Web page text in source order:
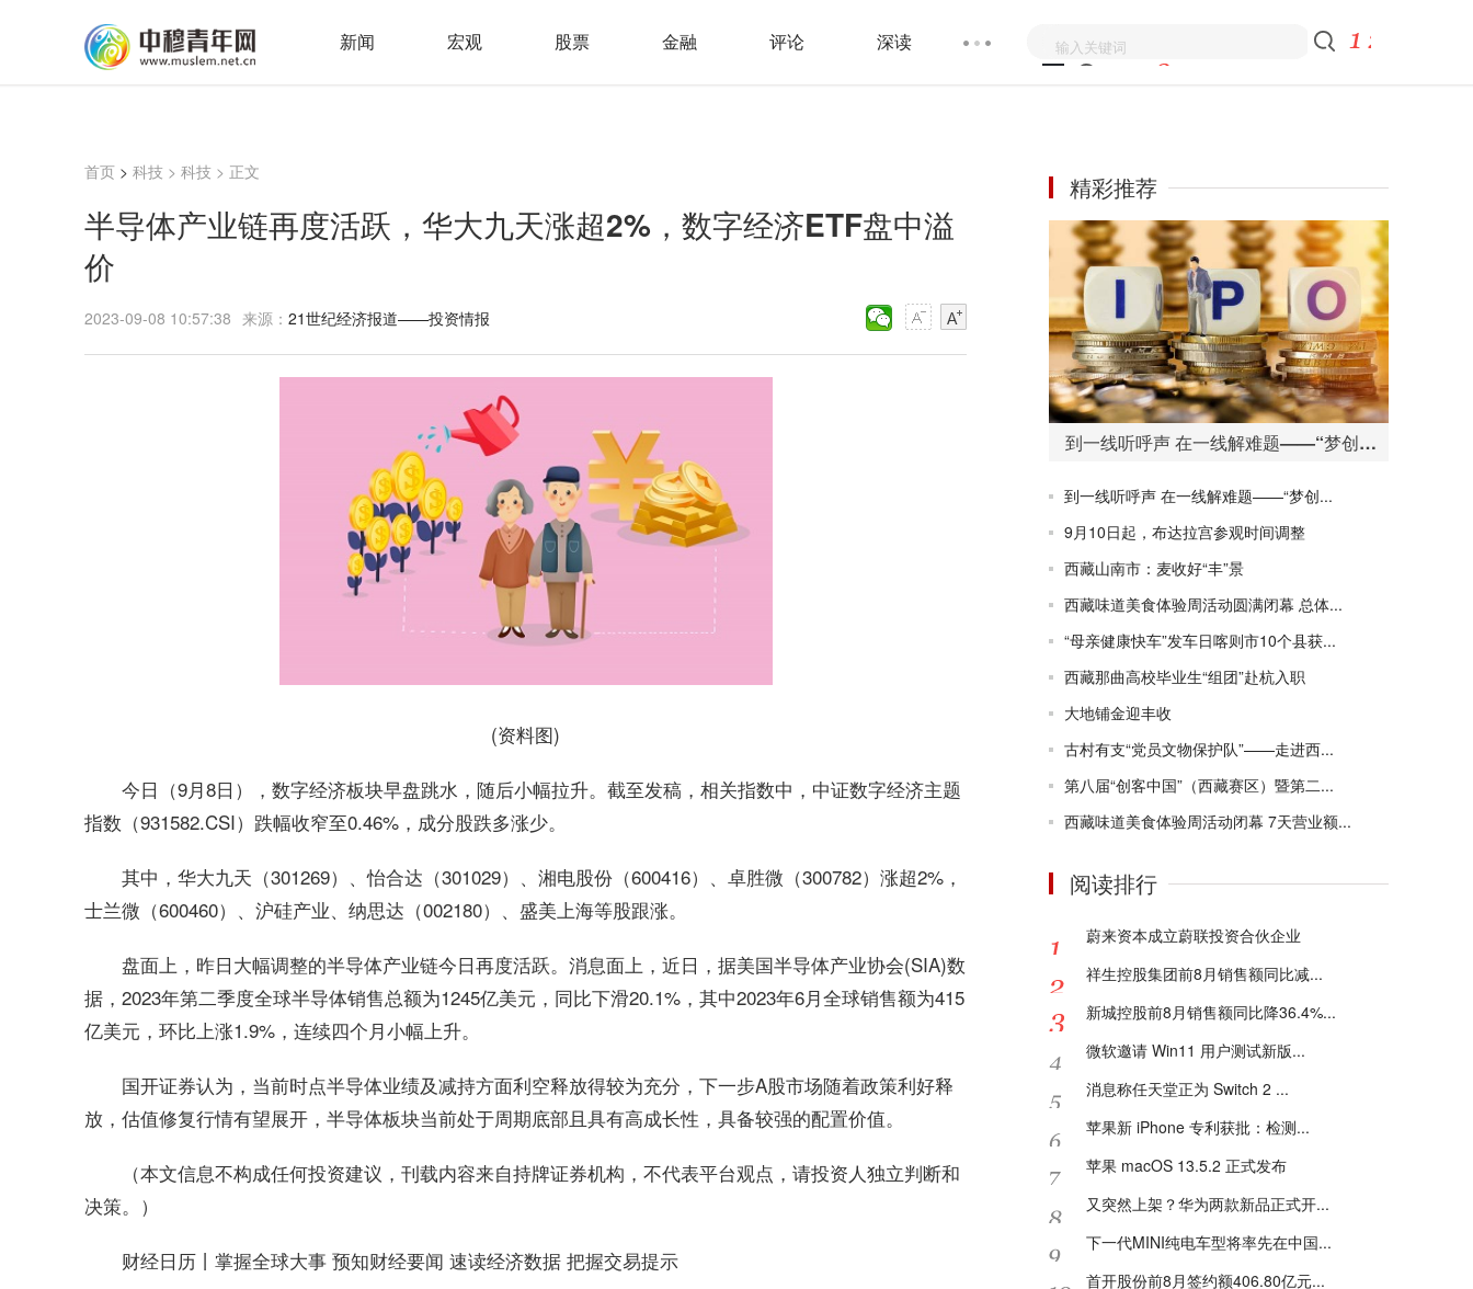
新闻 宏观 股票 金融 评论 深读
首页 > 科技 > 科技 > 正文
半导体产业链再度活跃，华大九天涨超2%，数字经济ETF盘中溢
价
2023-09-08 10:57:38 来源： 21世纪经济报道——投资情报
(资料图)
今日（9月8日），数字经济板块早盘跳水，随后小幅拉升。截至发稿，相关指数中，中证数字经济主题
指数（931582.CSI）跌幅收窄至0.46%，成分股跌多涨少。
其中，华大九天（301269）、怡合达（301029）、湘电股份（600416）、卓胜微（300782）涨超2%，
士兰微（600460）、沪硅产业、纳思达（002180）、盛美上海等股跟涨。
盘面上，昨日大幅调整的半导体产业链今日再度活跃。消息面上，近日 ，据美国半导体产业协会(SIA)数
据，2023年第二季度全球半导体销售总额为1245亿美元，同比下滑20.1%，其中2023年6月全球销售额为415
亿美元，环比上涨1.9%，连续四个月小幅上升。
国开证券认为，当前时点半导体业绩及减持方面利空释放得较为充分，下一步A股市场随着政策利好释
放，估值修复行情有望展开，半导体板块当前处于周期底部且具有高成长性，具备较强的配置价值。
（本文信息不构成任何投资建议，刊载内容来自持牌证券机构，不代表平台观点，请投资人独立判断和
决策。）
财经日历丨掌握全球大事 预知财经要闻 速读经济数据 把握交易提示
精彩推荐
到一线听呼声 在一线解难题——“梦创拉萨”检验检测认证一站式服务助力高质量发展
到一线听呼声 在一线解难题——“梦创...
9月10日起，布达拉宫参观时间调整
西藏山南市：麦收好“丰”景
西藏味道美食体验周活动圆满闭幕 总体...
“母亲健康快车”发车日喀则市10个县获...
西藏那曲高校毕业生“组团”赴杭入职
大地铺金迎丰收
古村有支“党员文物保护队”——走进西...
第八届“创客中国”（西藏赛区）暨第二...
西藏味道美食体验周活动闭幕 7天营业额...
阅读排行
蔚来资本成立蔚联投资合伙企业
祥生控股集团前8月销售额同比减...
新城控股前8月销售额同比降36.4%...
微软邀请 Win11 用户测试新版...
消息称任天堂正为 Switch 2 ...
苹果新 iPhone 专利获批：检测...
苹果 macOS 13.5.2 正式发布
又突然上架？华为两款新品正式开...
下一代MINI纯电车型将率先在中国...
首开股份前8月签约额406.80亿元...